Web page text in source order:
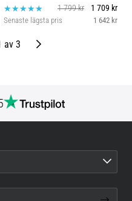
1 799 kr
1 709 kr
Senaste lägsta pris 1 642 kr
av 3 Nästa